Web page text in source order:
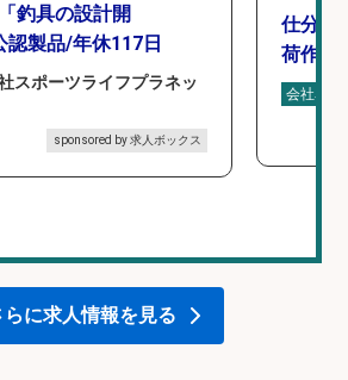
釣具の設計開
認製品/年休117日
スポーツライフプラネッ
sponsored by 求人ボックス
仕分け
荷作業
会社名
らに求人情報を見る